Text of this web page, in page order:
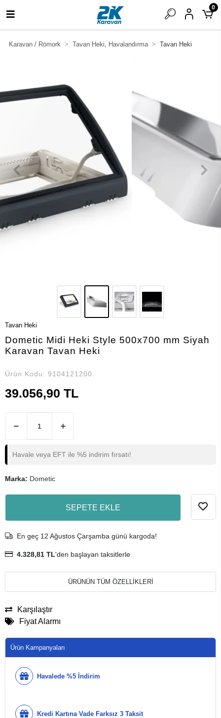
0
Karavan / Römork Tavan Heki, Havalandırma Tavan Heki
Tavan Heki
Dometic Midi Heki Style 500x700 mm Siyah
Karavan Tavan Heki
Ürün Kodu: 9104121200
39.056,90 TL
Havale veya EFT ile %5 indirim fırsatı!
Marka: Dometic
SEPETE EKLE
En geç 12 Ağustos Çarşamba günü kargoda!
4.328,81 TL'den başlayan taksitlerle
ÜRÜNÜN TÜM ÖZELLİKLERİ
Karşılaştır
Fiyat Alarmı
Ürün Kampanyaları
Havalede %5 İndirim
Kredi Kartına Vade Farksız 3 Taksit